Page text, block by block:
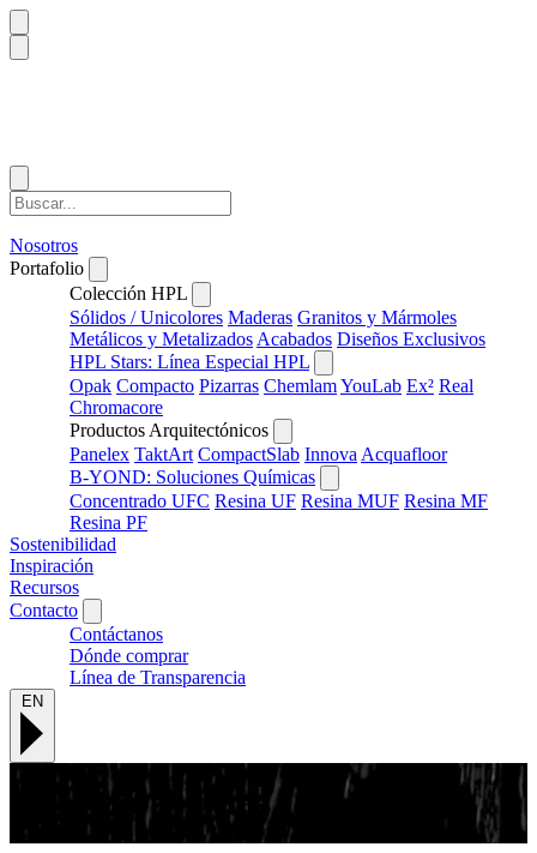
Nosotros
Portafolio
Colección HPL
Sólidos / Unicolores Maderas Granitos y Mármoles
Metálicos y Metalizados Acabados Diseños Exclusivos
HPL Stars: Línea Especial HPL
Opak Compacto Pizarras ChemlamYouLab Ex² Real
Chromacore
Productos Arquitectónicos
Panelex TaktArt CompactSlab Innova Acquafloor
B-YOND: Soluciones Químicas
Concentrado UFC Resina UF Resina MUF Resina MF
Resina PF
Sostenibilidad
Inspiración
Recursos
Contacto
Contáctanos
Dónde comprar
Línea de Transparencia
EN
Acabados y Texturas